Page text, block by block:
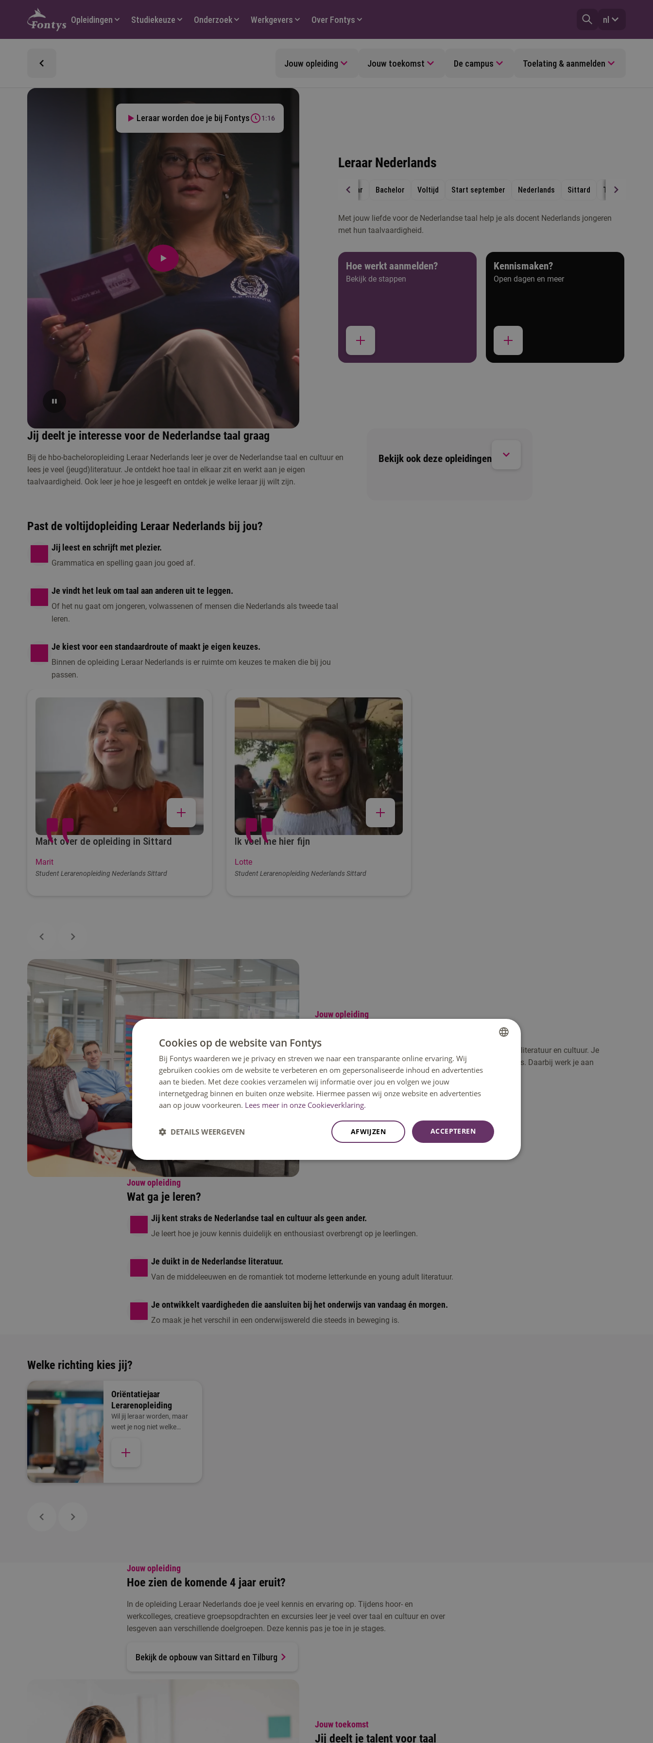
Hoofdmenu
Opleidingen Studiekeuze Onderzoek Werkgevers Over Fontys nl
Jouw opleiding Jouw toekomst De campus Toelating & aanmelden
Leraar worden doe je bij Fontys 1:16
Leraar Nederlands
4 jaar Bachelor Voltijd Start september Nederlands Sittard Tilburg
Met jouw liefde voor de Nederlandse taal help je als docent Nederlands jongeren
met hun taalvaardigheid.
Hoe werkt aanmelden?
Bekijk de stappen
Kennismaken?
Open dagen en meer
Studiekeuzeactiviteiten
Meld je aan voor de open dag, een online voorlichting of één van de andere activiteiten om
Jij deelt je interesse voor de Nederlandse taal graag
Bij de hbo-bacheloropleiding Leraar Nederlands leer je over de Nederlandse taal en cultuur en
lees je veel (jeugd)literatuur. Je ontdekt hoe taal in elkaar zit en werkt aan je eigen
taalvaardigheid. Ook leer je hoe je lesgeeft en ontdek je welke leraar jij wilt zijn.
Past de voltijdopleiding Leraar Nederlands bij jou?
Jij leest en schrijft met plezier.
Grammatica en spelling gaan jou goed af.
Je vindt het leuk om taal aan anderen uit te leggen.
Of het nu gaat om jongeren, volwassenen of mensen die Nederlands als tweede taal
leren.
Je kiest voor een standaardroute of maakt je eigen keuzes.
Binnen de opleiding Leraar Nederlands is er ruimte om keuzes te maken die bij jou
passen.
Bekijk ook deze opleidingen
Marit over de opleiding in Sittard
Marit
Student Lerarenopleiding Nederlands Sittard
Ik voel me hier fijn
Lotte
Student Lerarenopleiding Nederlands Sittard
Jouw opleiding
Tijdens de opleiding Leraar Nederlands leer je veel over taal, literatuur en cultuur. Je
leert hoe je lesgeeft en je doet meteen ervaring op in je stages. Daarbij werk je aan
jouw ontwikkeling als docent én als persoon.
Ontdek jouw opleiding
Jouw opleiding
Wat ga je leren?
Jij kent straks de Nederlandse taal en cultuur als geen ander.
Je leert hoe je jouw kennis duidelijk en enthousiast overbrengt op je leerlingen.
Je duikt in de Nederlandse literatuur.
Van de middeleeuwen en de romantiek tot moderne letterkunde en young adult literatuur.
Je ontwikkelt vaardigheden die aansluiten bij het onderwijs van vandaag én morgen.
Zo maak je het verschil in een onderwijswereld die steeds in beweging is.
Welke richting kies jij?
Oriëntatiejaar
Lerarenopleiding
Wil jij leraar worden, maar
weet je nog niet welke
voor het Oriëntatiejaar
Lerarenopleiding
Jouw opleiding
Hoe zien de komende 4 jaar eruit?
In de opleiding Leraar Nederlands doe je veel kennis en ervaring op. Tijdens hoor- en
werkcolleges, creatieve groepsopdrachten en excursies leer je veel over taal en cultuur en over
lesgeven aan verschillende doelgroepen. Deze kennis pas je toe in je stages.
Bekijk de opbouw van Sittard en Tilburg
Jouw toekomst
Jij deelt je talent voor taal
ENGLISH
Cookies op de website van Fontys
Bij Fontys waarderen we je privacy en streven we naar een transparante online ervaring. Wij
gebruiken cookies om de website te verbeteren en om gepersonaliseerde inhoud en advertenties
aan te bieden. Met deze cookies verzamelen wij informatie over jou en volgen we jouw
internetgedrag binnen en buiten onze website. Hiermee passen wij onze website en advertenties
aan op jouw voorkeuren. Lees meer in onze Cookieverklaring.
ACCEPTEREN
AFWIJZEN
DETAILS WEERGEVEN